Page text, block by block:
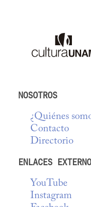
NOSOTROS
¿Quiénes
Contacto
Directorio
ENLACES
YouTube
Instagram